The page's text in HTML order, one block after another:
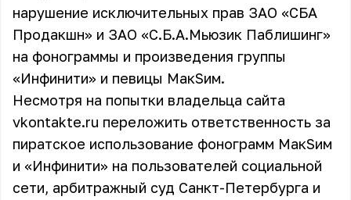
нарушение исключительных прав ЗАО «СБА
Продакшн» и ЗАО «С.Б.А.Мьюзик Паблишинг»
на фонограммы и произведения группы
«Инфинити» и певицы МакSим.
Несмотря на попытки владельца сайта
vkontakte.ru переложить ответственность за
пиратское использование фонограмм МакSим
и «Инфинити» на пользователей социальной
сети, арбитражный суд Санкт-Петербурга и